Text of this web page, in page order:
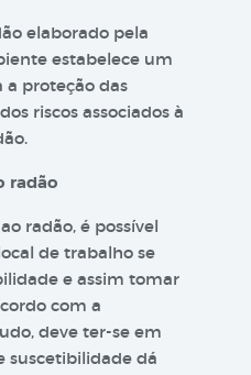
elaborado pela
estabelece um
proteção das
riscos associados à
radão
radão, é possível
de trabalho se
e assim tomar
com a
deve ter-se em
suscetibilidade dá